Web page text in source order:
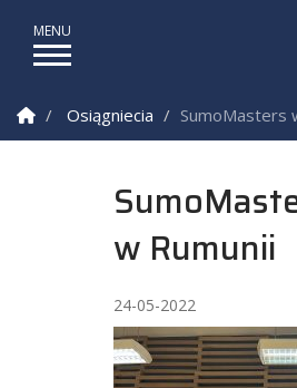
Strona Główna
Osiągniecia SumoMasters
w Rumunii
24-05-2022